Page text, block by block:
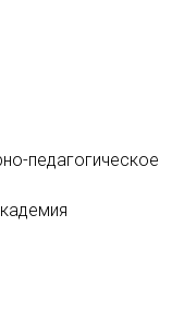
педагогическое